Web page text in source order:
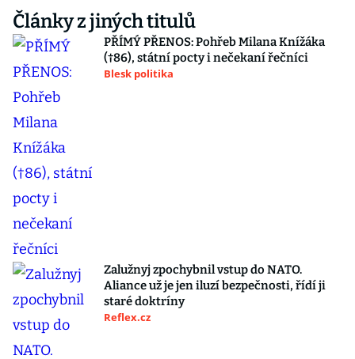
Články z jiných titulů
PŘÍMÝ PŘENOS: Pohřeb Milana Knížáka
(†86), státní pocty i nečekaní řečníci
Blesk politika
Zalužnyj zpochybnil vstup do NATO.
Aliance už je jen iluzí bezpečnosti, řídí ji
staré doktríny
Reflex.cz